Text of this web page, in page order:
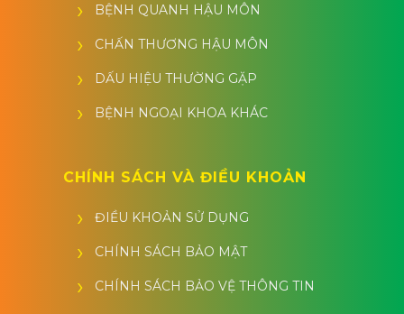
BỆNH QUANH HẬU MÔN
CHẤN THƯƠNG HẬU MÔN
DẤU HIỆU THƯỜNG GẶP
BỆNH NGOẠI KHOA KHÁC
CHÍNH SÁCH VÀ ĐIỀU KHOẢN
ĐIỀU KHOẢN SỬ DỤNG
CHÍNH SÁCH BẢO MẬT
CHÍNH SÁCH BẢO VỆ THÔNG TIN